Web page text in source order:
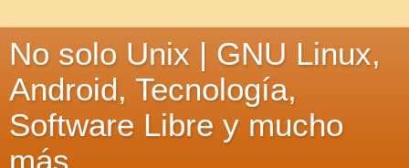
No solo Unix | GNU Linux,
Android, Tecnología,
Software Libre y mucho
más